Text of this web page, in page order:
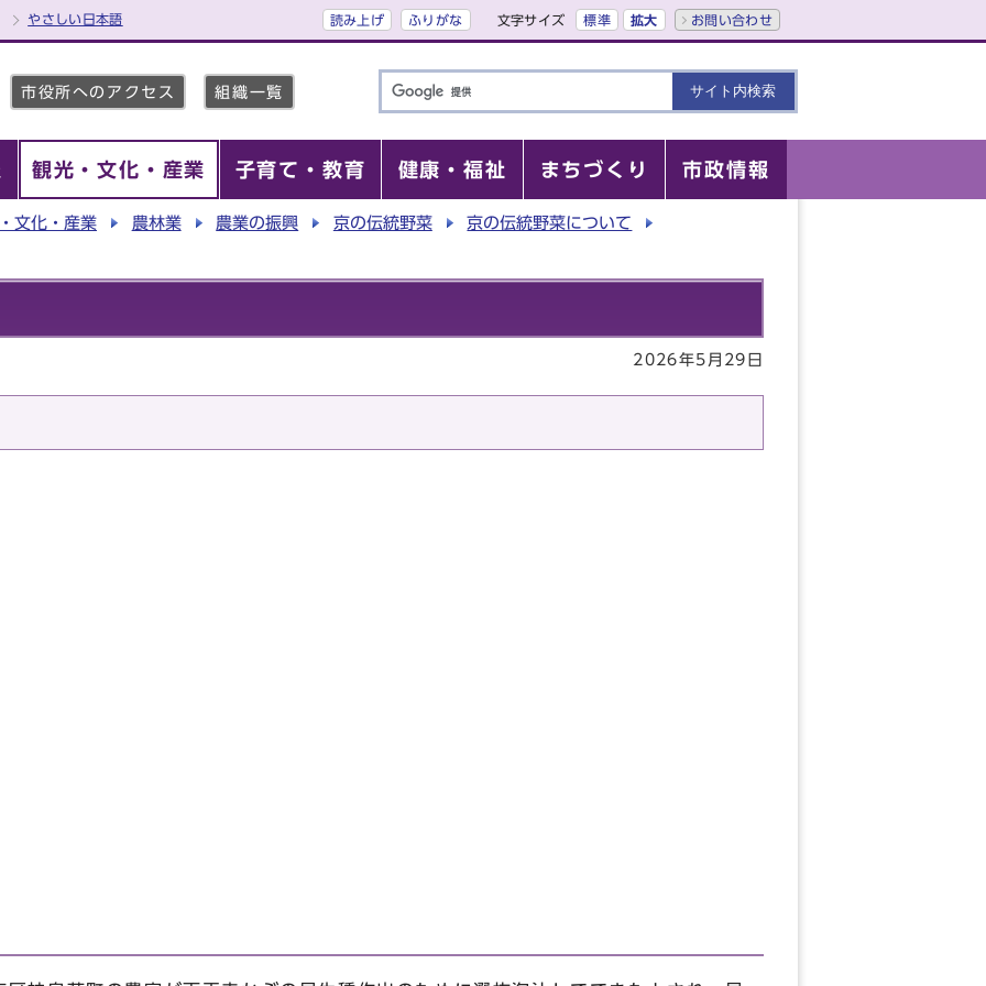
やさしい日本語 読み上げ ふりがな 文字サイズ 標準 拡大 お問い合わせ
市役所へのアクセス 組織一覧
観光・文化・産業 子育て・教育 健康・福祉 まちづくり 市政情報
文化・産業 農林業 農業の振興 京の伝統野菜 京の伝統野菜について
2026年5月29日